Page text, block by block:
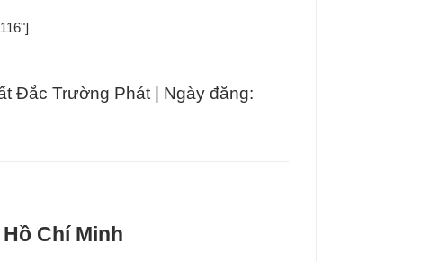
Đắc Trường Phát | Ngày đăng:
Chí Minh